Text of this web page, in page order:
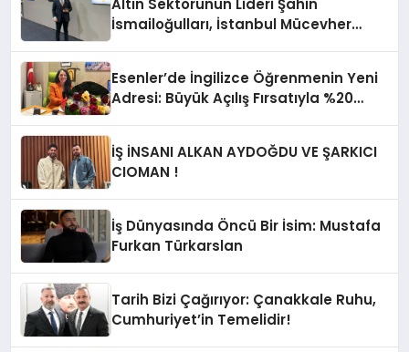
Altın Sektörünün Lideri Şahin
İsmailoğulları, İstanbul Mücevher
Esenler’de İngilizce Öğrenmenin Yeni
Adresi: Büyük Açılış Fırsatıyla %20
İŞ İNSANI ALKAN AYDOĞDU VE ŞARKICI
CIOMAN !
İş Dünyasında Öncü Bir İsim: Mustafa
Furkan Türkarslan
Tarih Bizi Çağırıyor: Çanakkale Ruhu,
Cumhuriyet’in Temelidir!